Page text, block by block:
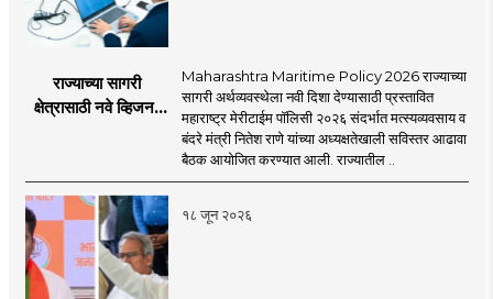
राज्याच्या सागरी
क्षेत्रासाठी नवे व्हिजन;
प्रस्ताव
Maharashtra Maritime Policy 2026 राज्याच्या
सागरी अर्थव्यवस्थेला नवी दिशा देण्यासाठी प्रस्तावित
महाराष्ट्र मेरीटाईम पॉलिसी २०२६ संदर्भात मत्स्यव्यवसाय व
बंदरे मंत्री नितेश राणे यांच्या अध्यक्षतेखाली सविस्तर आढावा
बैठक आयोजित करण्यात आली. राज्यातील ..
१८ जून २०२६